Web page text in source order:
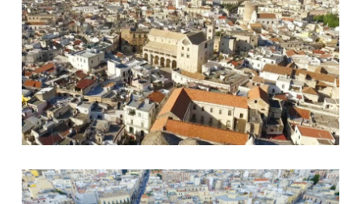
© Walter Conte